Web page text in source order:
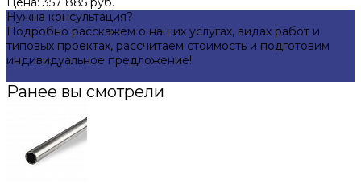
Нужна консультация?
Подробно расскажем о наших услугах, видах работ и
типовых проектах, рассчитаем стоимость и подготовим
индивидуальное предложение!
Ранее вы смотрели